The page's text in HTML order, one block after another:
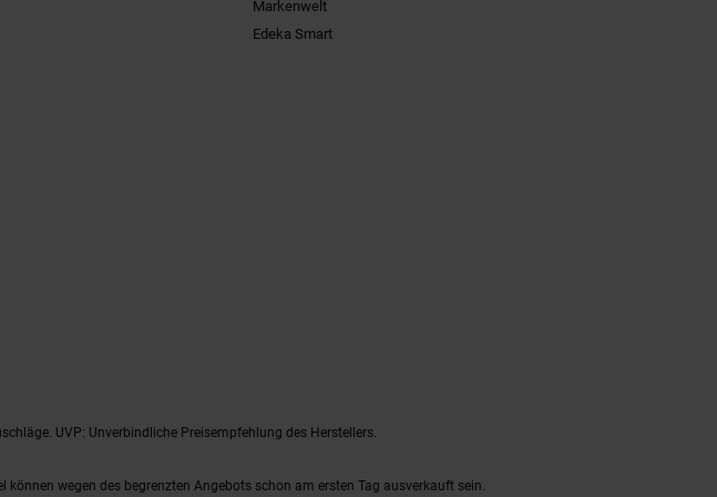
Markenwelt
Edeka Smart
UVP: Unverbindliche Preisempfehlung des Herstellers.
wegen des begrenzten Angebots schon am ersten Tag ausverkauft sein.